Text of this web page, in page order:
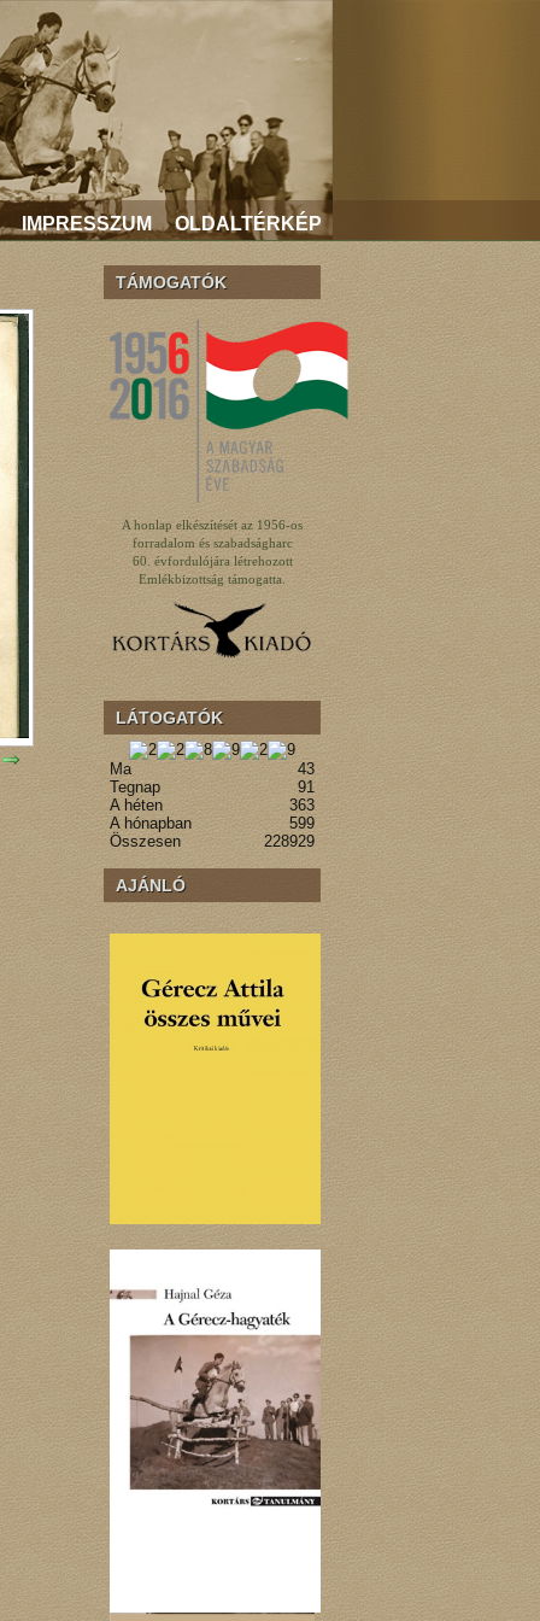
IMPRESSZUM OLDALTÉRKÉP
TÁMOGATÓK
A honlap elkészítését az 1956-os
forradalom és szabadságharc
60. évfordulójára létrehozott
Emlékbizottság támogatta.
LÁTOGATÓK
Ma
43
Tegnap
91
A héten
363
A hónapban
599
Összesen
228929
AJÁNLÓ